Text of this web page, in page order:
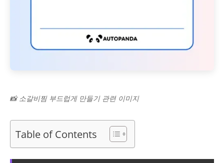
📸 소갈비찜 부드럽게 만들기 관련 이미지
Table of Contents